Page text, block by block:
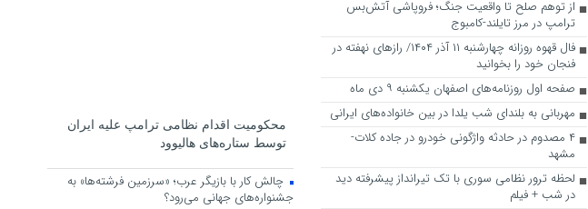
از توهم صلح تا واقعیت جنگ؛ فروپاشی آتش‌بس
ترامپ در مرز تایلند-کامبوج
فال قهوه روزانه چهارشنبه ۱۱ آذر ۱۴۰۴/ رازهای نهفته در
فنجان خود را بخوانید
صفحه اول روزنامه‌های اصفهان یکشنبه ۹ دی ماه
مهربانی به بلندای شب یلدا در بین خانواده‌های ایرانی
۴ مصدوم در حادثه واژگونی خودرو در جاده کلات-
مشهد
لحظه ترور نظامی سوری با تک تیرانداز پیشرفته دید
در شب + فیلم
محکومیت اقدام نظامی ترامپ علیه ایران
توسط ستاره‌های هالیوود
چالش کار با بازیگر عرب؛ «سرزمین فرشته‌ها» به
جشنواره‌های جهانی می‌رود؟